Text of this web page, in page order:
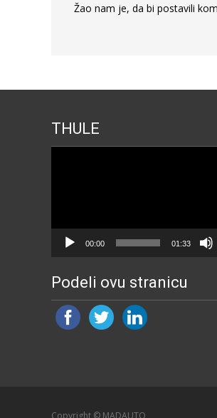
Žao nam je, da bi postavili
THULE
00:00 01:33
Podeli ovu stranicu
Copyright © MADAUTO